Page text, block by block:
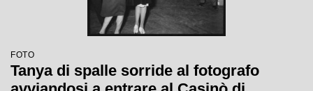
FOTO
Tanya di spalle sorride al fotografo